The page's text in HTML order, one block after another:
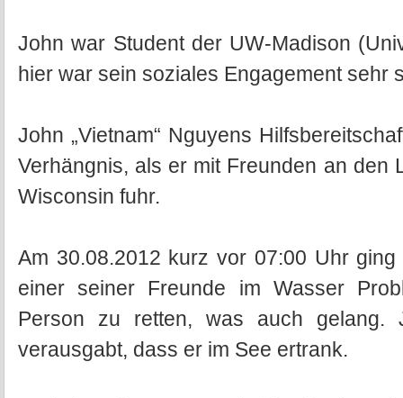
John war Student der UW-Madison
hier war sein soziales Engagement sehr
John „Vietnam“ Nguyens
Verhängnis, als er mit Freunden an den
Wisconsin fuhr.
Am 30.08.2012 kurz vor 07:00 Uhr
einer seiner Freunde im Wasser
Person zu retten, was auch
verausgabt, dass er im See ertrank.